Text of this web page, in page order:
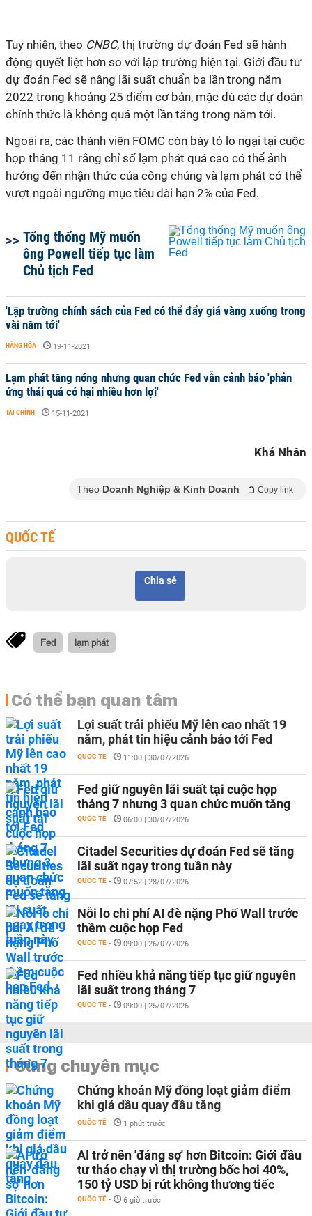
Tuy nhiên, theo CNBC, thị trường dự đoán Fed sẽ hành
động quyết liệt hơn so với lập trường hiện tại. Giới đầu tư
dự đoán Fed sẽ nâng lãi suất chuẩn ba lần trong năm
2022 trong khoảng 25 điểm cơ bản, mặc dù các dự đoán
chính thức là không quá một lần tăng trong năm tới.
Ngoài ra, các thành viên FOMC còn bày tỏ lo ngại tại cuộc
họp tháng 11 rằng chỉ số lạm phát quá cao có thể ảnh
hưởng đến nhận thức của công chúng và lạm phát có thể
vượt ngoài ngưỡng mục tiêu dài hạn 2% của Fed.
Tổng thống Mỹ muốn
ông Powell tiếp tục làm
Chủ tịch Fed
'Lập trường chính sách của Fed có thể đẩy giá vàng xuống trong
vài năm tới'
HÀNG HÓA - 19-11-2021
Lạm phát tăng nóng nhưng quan chức Fed vẫn cảnh báo 'phản
ứng thái quá có hại nhiều hơn lợi'
TÀI CHÍNH - 15-11-2021
Khả Nhân
Theo Doanh Nghiệp & Kinh Doanh Copy link
QUỐC TẾ
Chia sẻ
Fed lạm phát
Có thể bạn quan tâm
Lợi suất trái phiếu Mỹ lên cao nhất 19
năm, phát tín hiệu cảnh báo tới Fed
QUỐC TẾ - 11:00 | 30/07/2026
Fed giữ nguyên lãi suất tại cuộc họp
tháng 7 nhưng 3 quan chức muốn tăng
QUỐC TẾ - 06:00 | 30/07/2026
Citadel Securities dự đoán Fed sẽ tăng
lãi suất ngay trong tuần này
QUỐC TẾ - 07:52 | 28/07/2026
Nỗi lo chi phí AI đè nặng Phố Wall trước
thềm cuộc họp Fed
QUỐC TẾ - 09:00 | 26/07/2026
Fed nhiều khả năng tiếp tục giữ nguyên
lãi suất trong tháng 7
QUỐC TẾ - 09:00 | 25/07/2026
Cùng chuyên mục
Chứng khoán Mỹ đồng loạt giảm điểm
khi giá dầu quay đầu tăng
QUỐC TẾ - 1 phút trước
AI trở nên 'đáng sợ' hơn Bitcoin: Giới đầu
tư tháo chạy vì thị trường bốc hơi 40%,
150 tỷ USD bị rút không thương tiếc
QUỐC TẾ - 6 giờ trước